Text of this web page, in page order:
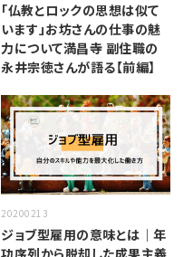
「仏教とロックの思想は似て
います」お坊さんの仕事の魅
力について満昌寺 副住職の
永井宗徳さんが語る【前編】
20200213
ジョブ型雇用の意味とは｜年